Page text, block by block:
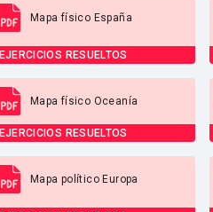
Mapa físico España
EJERCICIOS RESUELTOS
Mapa físico Oceanía
EJERCICIOS RESUELTOS
Mapa político Europa